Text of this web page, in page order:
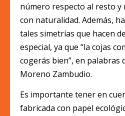
número respecto al resto
con naturalidad. Además,
tales simetrías que hacen
especial, ya que “la cojas
cogerás bien”, en palabras
Moreno Zambudio.
Es importante tener en
fabricada con papel